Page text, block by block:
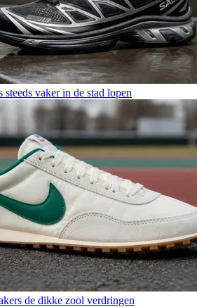
steeds vaker in de stad lopen
de dikke zool verdringen